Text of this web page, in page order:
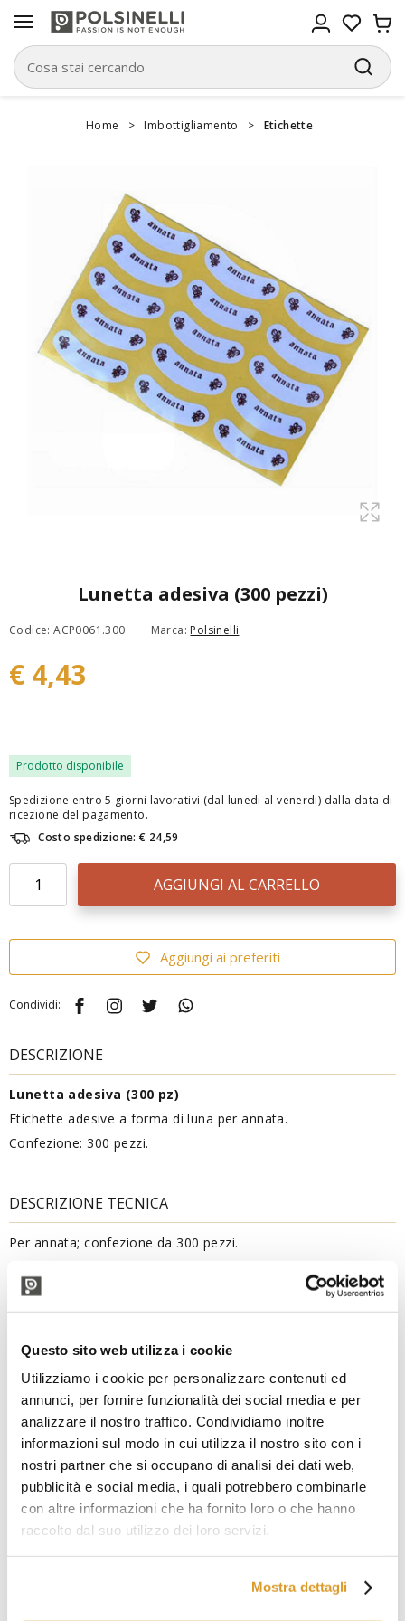
Questo sito web utilizza i cookie
Utilizziamo i cookie per personalizzare contenuti ed
annunci, per fornire funzionalità dei social media e per
analizzare il nostro traffico. Condividiamo inoltre
informazioni sul modo in cui utilizza il nostro sito con i
nostri partner che si occupano di analisi dei dati web,
pubblicità e social media, i quali potrebbero combinarle
con altre informazioni che ha fornito loro o che hanno
raccolto dal suo utilizzo dei loro servizi.
Mostra dettagli
Home > Imbottigliamento > Etichette
Lunetta adesiva (300 pezzi)
Codice: ACP0061.300 Marca: Polsinelli
€ 4,43
Prodotto disponibile
Spedizione entro 5 giorni lavorativi (dal lunedi al venerdi) dalla data di
ricezione del pagamento.
Costo spedizione: € 24,59
AGGIUNGI AL CARRELLO
Aggiungi ai preferiti
Condividi:
DESCRIZIONE
Lunetta adesiva (300 pz)
Etichette adesive a forma di luna per annata.
Confezione: 300 pezzi.
DESCRIZIONE TECNICA
Per annata; confezione da 300 pezzi.
PRODOTTI CORRELATI